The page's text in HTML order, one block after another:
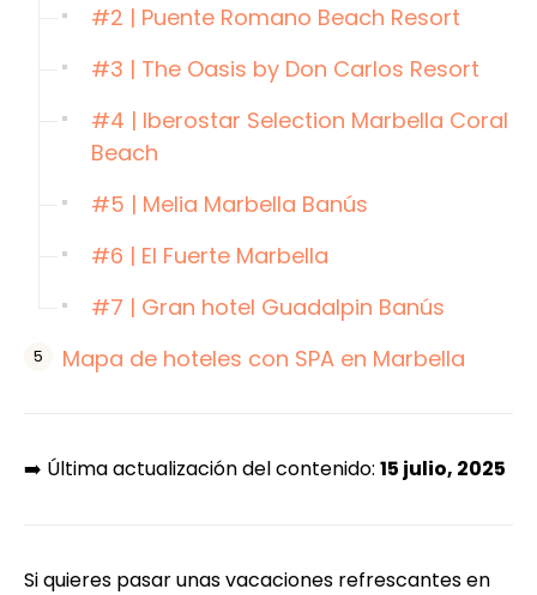
#2 | Puente Romano Beach Resort
#3 | The Oasis by Don Carlos Resort
#4 | Iberostar Selection Marbella Coral
Beach
#5 | Melia Marbella Banús
#6 | El Fuerte Marbella
#7 | Gran hotel Guadalpin Banús
Mapa de hoteles con SPA en Marbella
➡️ Última actualización del contenido: 15 julio, 2025
Si quieres pasar unas vacaciones refrescantes en